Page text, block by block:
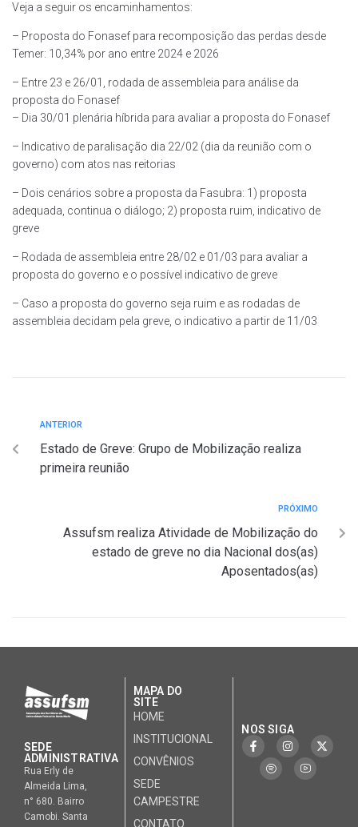
Veja a seguir os encaminhamentos:
– Proposta do Fonasef para recomposição das perdas desde
Temer: 10,34% por ano entre 2024 e 2026
– Entre 23 e 26/01, rodada de assembleia para análise da
proposta do Fonasef
– Dia 30/01 plenária híbrida para avaliar a proposta do Fonasef
– Indicativo de paralisação dia 22/02 (dia da reunião com o
governo) com atos nas reitorias
– Dois cenários sobre a proposta da Fasubra: 1) proposta
adequada, continua o diálogo; 2) proposta ruim, indicativo de
greve
– Rodada de assembleia entre 28/02 e 01/03 para avaliar a
proposta do governo e o possível indicativo de greve
– Caso a proposta do governo seja ruim e as rodadas de
assembleia decidam pela greve, o indicativo a partir de 11/03
ANTERIOR
Estado de Greve: Grupo de Mobilização realiza
primeira reunião
PRÓXIMO
Assufsm realiza Atividade de Mobilização do
estado de greve no dia Nacional dos(as)
Aposentados(as)
SEDE
ADMINISTRATIVA
Rua Erly de
Almeida Lima,
n° 680. Bairro
Camobi. Santa
MAPA DO
SITE
HOME
INSTITUCIONAL
CONVÊNIOS
SEDE
CAMPESTRE
CONTATO
NOS SIGA